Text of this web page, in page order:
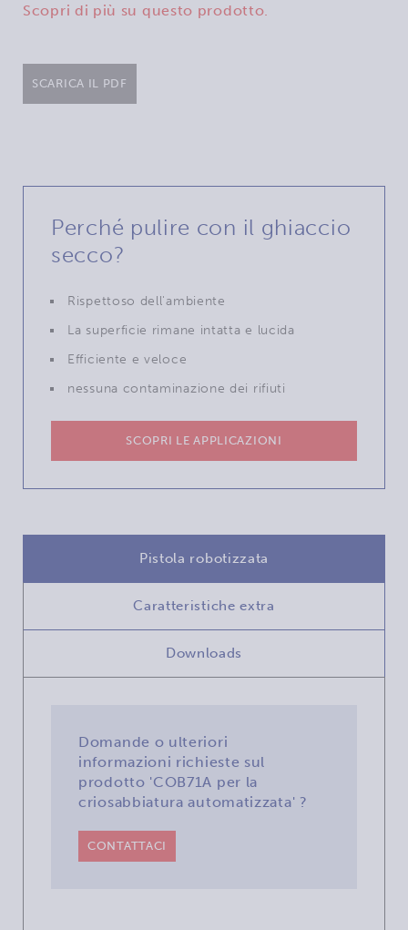
Scopri di più su questo prodotto.
SCARICA IL PDF
Perché pulire con il ghiaccio
secco?
Rispettoso dell'ambiente
La superficie rimane intatta e lucida
Efficiente e veloce
nessuna contaminazione dei rifiuti
SCOPRI LE APPLICAZIONI
Pistola robotizzata
Caratteristiche extra
Downloads
Domande o ulteriori
informazioni richieste sul
prodotto 'COB71A per la
criosabbiatura automatizzata' ?
CONTATTACI